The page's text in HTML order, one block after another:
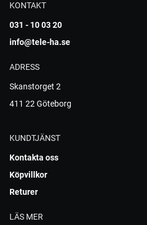
KONTAKT
031 - 10 03 20
info@tele-ha.se
ADRESS
Skanstorget 2
411 22 Göteborg
KUNDTJÄNST
Kontakta oss
Köpvillkor
Returer
LÄS MER